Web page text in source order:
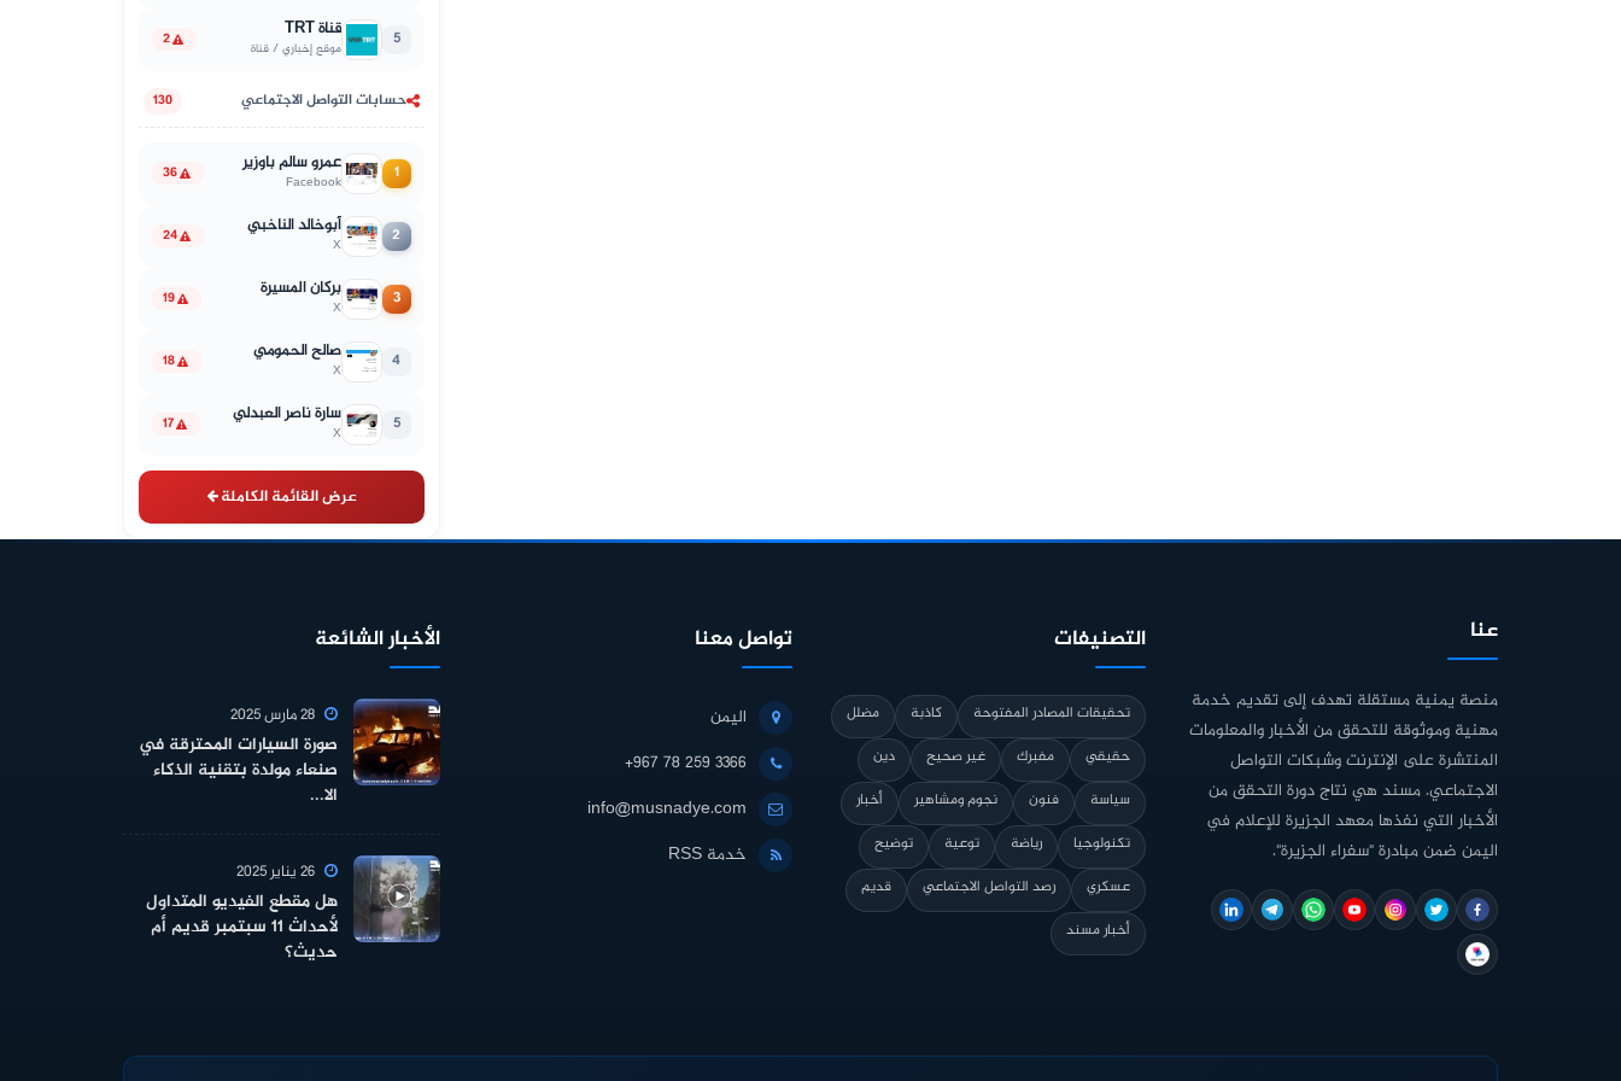
5 قناة TRT
موقع إخباري / قناة 2
حسابات التواصل الاجتماعي 130
1 عمرو سالم باوزير
Facebook
36
2 أبوخالد الناخبي
X
24
3 بركان المسيرة
X
19
4 صالح الحمومي
X
18
5 سارة ناصر العبدلي
X
17
عرض القائمة الكاملة
عنا
منصة يمنية مستقلة تهدف إلى تقديم خدمة
مهنية وموثوقة للتحقق من الأخبار والمعلومات
المنتشرة على الإنترنت وشبكات التواصل
الاجتماعي. مسند هي نتاج دورة التحقق من
الأخبار التي نفذها معهد الجزيرة للإعلام في
اليمن ضمن مبادرة "سفراء الجزيرة".
التصنيفات
تحقيقات المصادر المفتوحة كاذبة
مضلل
حقيقي
مفبرك غير صحيح
دين
سياسة
فنون نجوم ومشاهير
أخبار
تكنولوجيا
رياضة توعية
توضيح
عسكري
رصد التواصل الاجتماعي
قديم
أخبار مسند
تواصل معنا
اليمن
+967 78 259 3366
info@musnadye.com
خدمة RSS
الأخبار الشائعة
28 مارس 2025
صورة السيارات المحترقة في
صنعاء مولدة بتقنية الذكاء
الا...
26 يناير 2025
هل مقطع الفيديو المتداول
لأحداث 11 سبتمبر قديم أم
حديث؟